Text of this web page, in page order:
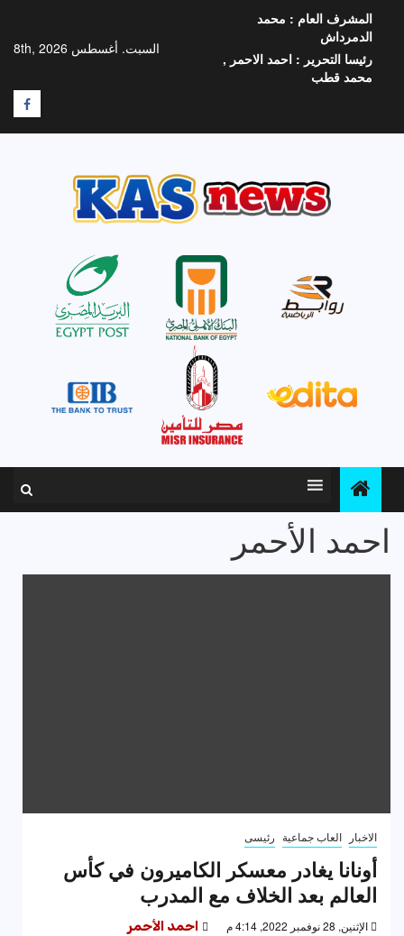
المحتوى
السبت. أغسطس 8th, 2026
المشرف العام : محمد
الدمرداش
رئيسا التحرير : احمد الاحمر ,
محمد قطب
F
احمد الأحمر
الاخبار العاب جماعية رئيسى
أونانا يغادر معسكر الكاميرون في كأس
العالم بعد الخلاف مع المدرب
الإثنين, 28 نوفمبر 2022, 4:14 م احمد الأحمر